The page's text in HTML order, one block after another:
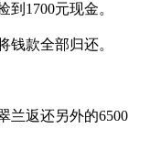
1700元现金。
钱款全部归还。
兰返还另外的6500